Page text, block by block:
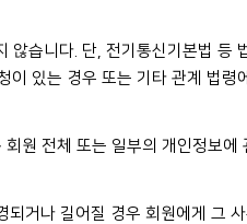
습니다. 단, 전기통신기본법 등
있는 경우 또는 기타 관계 법령
원 전체 또는 일부의 개인정보에
거나 길어질 경우 회원에게 그 사